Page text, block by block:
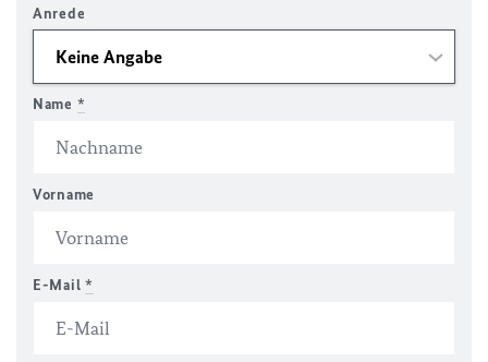
Anrede
Name *
Vorname
E-Mail *